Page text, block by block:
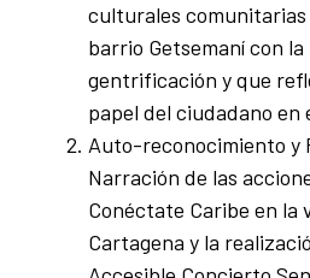
culturales
barrio Getsemaní con
gentrificación y que
papel del ciudadano en
Auto-reconocimiento y
Narración de las
Conéctate Caribe en la
Cartagena y la